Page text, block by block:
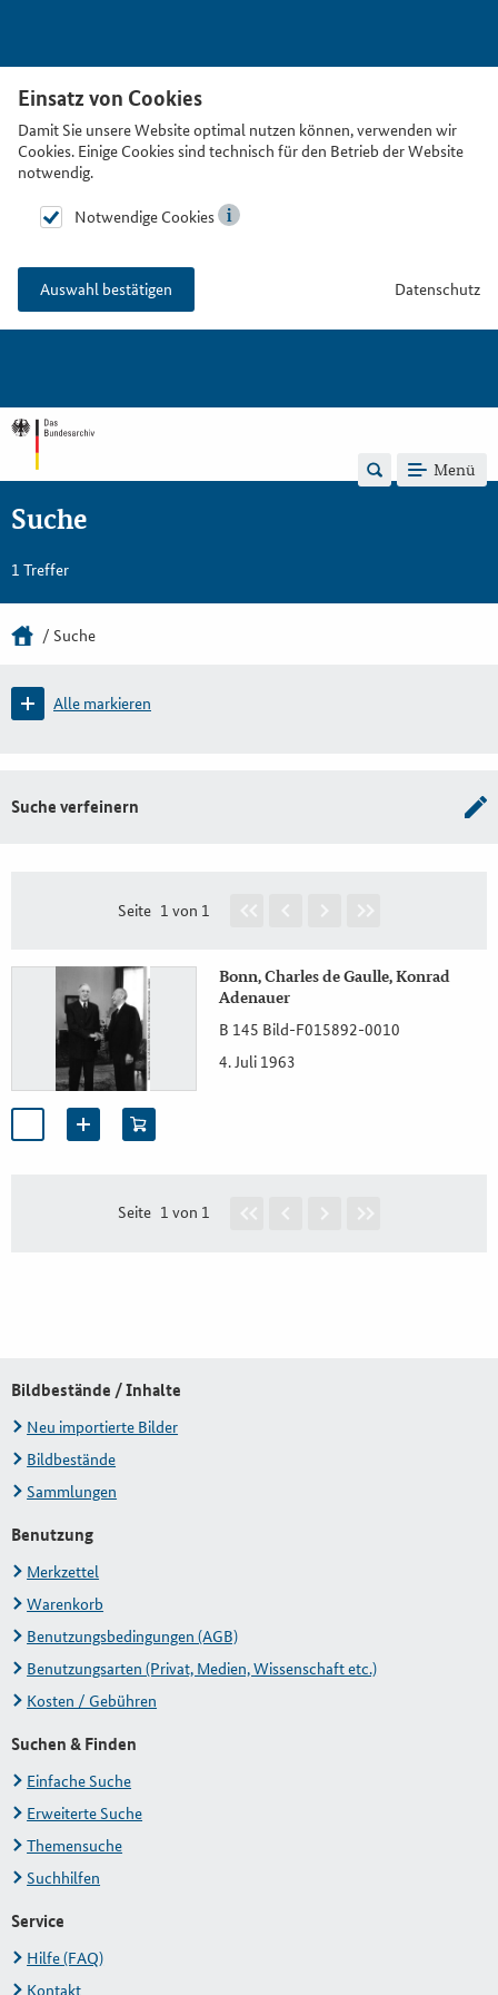
Einsatz von Cookies
Damit Sie unsere Website optimal nutzen können, verwenden wir
Cookies. Einige Cookies sind technisch für den Betrieb der Website
notwendig.
Notwendige Cookies
Auswahl bestätigen Datenschutz
Menü
Suche
1 Treffer
Suche
Alle markieren
Suche verfeinern
Seite 1 von 1
Bonn, Charles de Gaulle, Konrad
Adenauer
B 145 Bild-F015892-0010
4. Juli 1963
Seite 1 von 1
Bildbestände / Inhalte
Neu importierte Bilder
Bildbestände
Sammlungen
Benutzung
Merkzettel
Warenkorb
Benutzungsbedingungen (AGB)
Benutzungsarten (Privat, Medien, Wissenschaft etc.)
Kosten / Gebühren
Suchen & Finden
Einfache Suche
Erweiterte Suche
Themensuche
Suchhilfen
Service
Hilfe (FAQ)
Kontakt